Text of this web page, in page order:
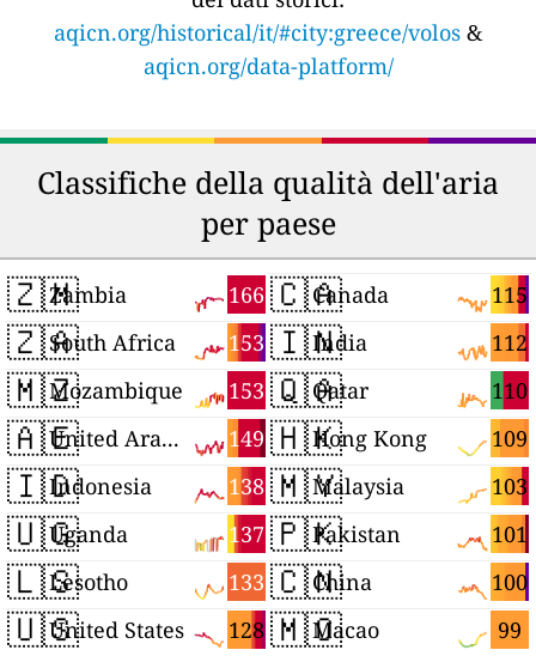
aqicn.org/historical/it/#city:greece/volos &
aqicn.org/data-platform/
Classifiche della qualità dell'aria
per paese
🇿🇲 166
Zambia
🇿🇦 153
South Africa
🇲🇿 153
Mozambique
🇦🇪 149
United Arab Emirates
🇮🇩 138
Indonesia
🇺🇬 137
Uganda
🇱🇸 133
Lesotho
🇺🇸 128
United States
🇨🇦 115
Canada
🇮🇳 112
India
🇶🇦 110
Qatar
🇭🇰 109
Hong Kong
🇲🇾 103
Malaysia
🇵🇰 101
Pakistan
🇨🇳 100
China
🇲🇴 99
Macao